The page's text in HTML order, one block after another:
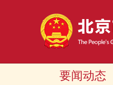
要闻动态